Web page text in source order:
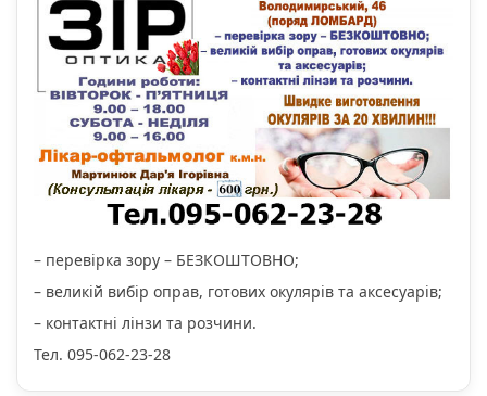
– перевірка зору – БЕЗКОШТОВНО;
– великій вибір оправ, готових окулярів та аксесуарів;
– контактні лінзи та розчини.
Тел. 095-062-23-28